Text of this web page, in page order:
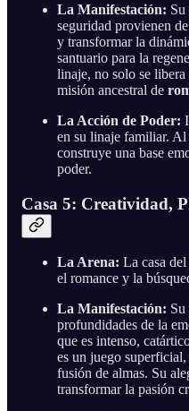
La Manifestación: Su
seguridad provienen
y transformar la
santuario para la
linaje, no solo se
misión ancestral de
La Acción de Poder:
en su linaje familiar. Al
construye una base
poder.
Casa 5: Creatividad,
La Arena: La casa
el romance y la
La Manifestación: Su
profundidades de la
que es intenso,
es un juego
fusión de almas. Su
transformar la pasión